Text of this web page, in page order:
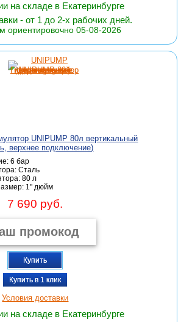
на складе в Екатеринбурге
- от 1 до 2-х рабочих дней.
ориентировочно 05-08-2026
UNIPUMP 80л вертикальный
верхнее подключение)
6 бар
Сталь
80 л
1" дюйм
7 690 руб.
Купить
Купить в 1 клик
Условия доставки
на складе в Екатеринбурге